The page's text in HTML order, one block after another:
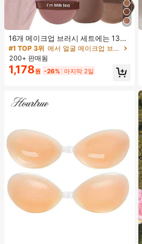
16개 메이크업 브러시 세트에는 13개
메이크업 브러시, 1개 눈물 모양 메이
크업 스펀지, 1개 둥근 쿠션 파우더 브
러시, 1개 삼각형 메이크업 스펀지가
포함되어 있습니다 - 클래식 세트. 부
며, 가을과 겨울에 이상적입니다.
#1 TOP 3위
에서 얼굴 메이크업 브러시 세트
200+ 판매됨
1,178원 -26% 마지막 2일